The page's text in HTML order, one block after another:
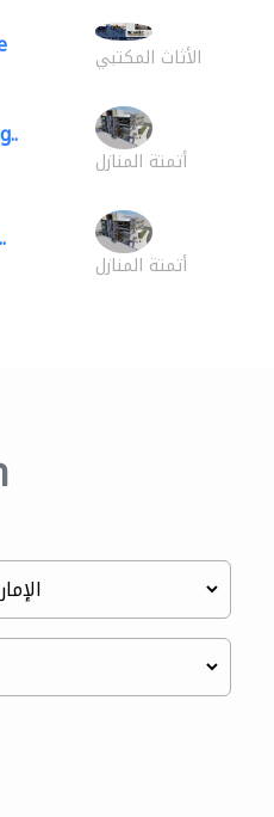
الأثاث المكتبي
أتمتة المنازل
أتمتة المنازل